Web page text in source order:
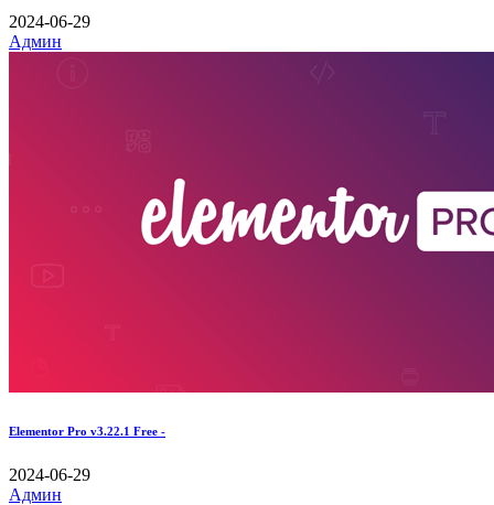
2024-06-29
Админ
Elementor Pro v3.22.1 Free -
2024-06-29
Админ